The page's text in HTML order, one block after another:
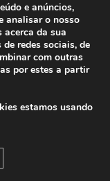
e anúncios,
analisar o nosso
da sua
redes sociais, de
com outras
por estes a partir
estamos usando